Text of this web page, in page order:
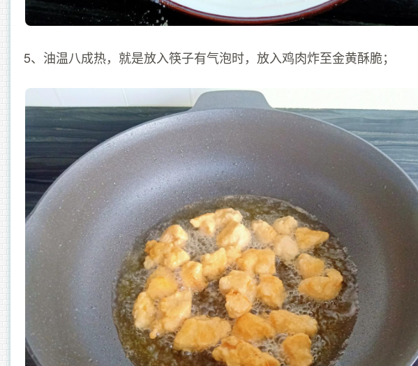
5、油温八成热，就是放入筷子有气泡时，放入鸡肉炸至金黄酥脆；